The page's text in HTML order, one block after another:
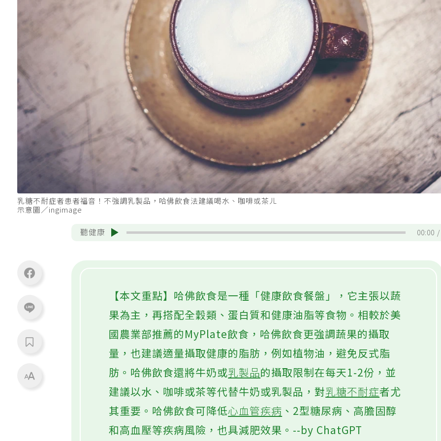
乳糖不耐症者患者福音！不強調乳製品，哈佛飲食法建議喝水、咖啡或茶ㄦ
示意圖／ingimage
聽健康 00:00
【本文重點】哈佛飲食是一種「健康飲食餐盤」，它主張以蔬
果為主，再搭配全穀類、蛋白質和健康油脂等食物。相較於美
國農業部推薦的MyPlate飲食，哈佛飲食更強調蔬果的攝取
量，也建議適量攝取健康的脂肪，例如植物油，避免反式脂
肪。哈佛飲食還將牛奶或乳製品的攝取限制在每天1-2份，並
建議以水、咖啡或茶等代替牛奶或乳製品，對乳糖不耐症者尤
其重要。哈佛飲食可降低心血管疾病、2型糖尿病、高膽固醇
和高血壓等疾病風險，也具減肥效果。--by ChatGPT